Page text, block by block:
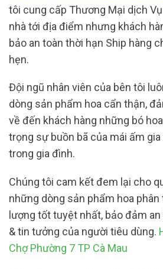
tôi cung cấp Thương Mại dịch
nhà tới địa điểm nhưng khách
bảo an toàn thời hạn Ship hàng
hẹn.
Đội ngũ nhân viên của bên tôi
dòng sản phẩm hoa cẩn thận,
về đến khách hàng những bó
trọng sự buồn bã của mái ấm
trong gia đình.
Chúng tôi cam kết đem lại cho
những dòng sản phẩm hoa
lượng tốt tuyệt nhất, bảo đảm
& tin tưởng của người tiêu dùng.
Chợ Phường 7 TP Cà Mau